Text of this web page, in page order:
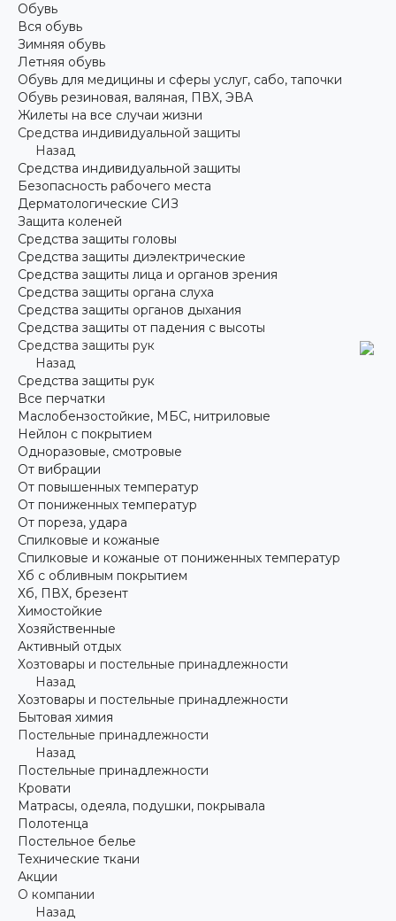
Обувь
Вся обувь
Зимняя обувь
Летняя обувь
Обувь для медицины и сферы услуг, сабо, тапочки
Обувь резиновая, валяная, ПВХ, ЭВА
Жилеты на все случаи жизни
Средства индивидуальной защиты
Назад
Средства индивидуальной защиты
Безопасность рабочего места
Дерматологические СИЗ
Защита коленей
Средства защиты головы
Средства защиты диэлектрические
Средства защиты лица и органов зрения
Средства защиты органа слуха
Средства защиты органов дыхания
Средства защиты от падения с высоты
Средства защиты рук
Назад
Средства защиты рук
Все перчатки
Маслобензостойкие, МБС, нитриловые
Нейлон с покрытием
Одноразовые, смотровые
От вибрации
От повышенных температур
От пониженных температур
От пореза, удара
Спилковые и кожаные
Спилковые и кожаные от пониженных температур
Хб с обливным покрытием
Хб, ПВХ, брезент
Химостойкие
Хозяйственные
Активный отдых
Хозтовары и постельные принадлежности
Назад
Хозтовары и постельные принадлежности
Бытовая химия
Постельные принадлежности
Назад
Постельные принадлежности
Кровати
Матрасы, одеяла, подушки, покрывала
Полотенца
Постельное белье
Технические ткани
Акции
О компании
Назад